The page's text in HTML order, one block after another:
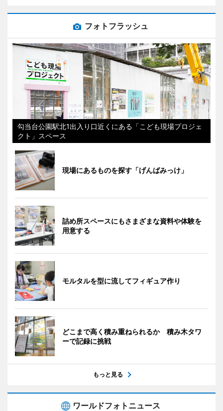
フォトフラッシュ
勾当台公園駅北1出入り口近くにある「こども現場プロジェ
クト」スペース
現場にあるものを探す「げんばみっけ」
詰め所スペースにもさまざまな資料や体験を
用意する
モルタルを型に流してフィギュア作り
どこまで高く積み重ねられるか 積み木タワ
ーで記録に挑戦
もっと見る
ワールドフォトニュース